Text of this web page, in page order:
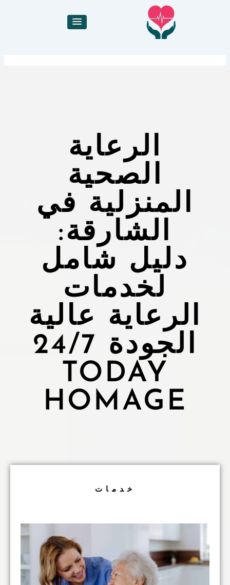
الرعاية
الصحية
المنزلية في
الشارقة:
دليل شامل
لخدمات
الرعاية عالية
الجودة 24/7
TODAY
HOMAGE
خدمات